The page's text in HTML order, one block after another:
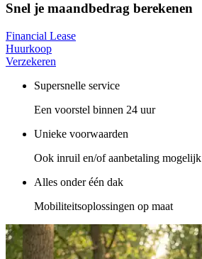
Snel je maandbedrag berekenen
Financial Lease
Huurkoop
Verzekeren
Supersnelle service
Een voorstel binnen 24 uur
Unieke voorwaarden
Ook inruil en/of aanbetaling mogelijk
Alles onder één dak
Mobiliteitsoplossingen op maat